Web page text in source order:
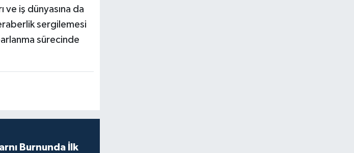
ve iş dünyasına da
sergilemesi
sürecinde
Burnunda İlk